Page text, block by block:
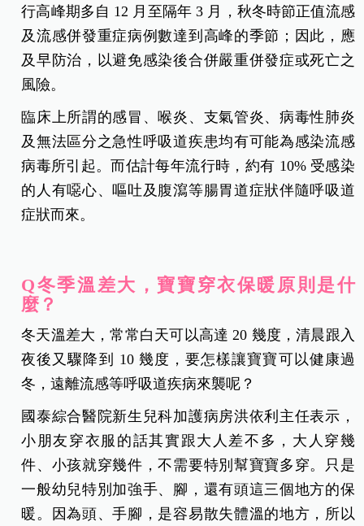
行高峰期多自 12 月至隔年 3 月，秋冬時節正值流感
及流感併發重症病例數達到高峰的季節；因此，應
及早防治，以避免感染後合併嚴重併發症或死亡之
風險。
臨床上所謂的感冒、喉炎、支氣管炎、病毒性肺炎
及無法區分之急性呼吸道疾患均有可能為感染流感
病毒所引起。而估計每年流行時，約有 10% 受感染
的人有噁心、嘔吐及腹瀉等腸胃道症狀伴隨呼吸道
症狀而來。
Q冬季溫差大，寶寶穿衣保暖原則是什
麼？
冬天溫差大，常常白天可以高達 20 幾度，清晨跟入
夜後又驟降到 10 幾度，要怎樣讓寶寶可以健康過
冬，遠離流感等呼吸道疾病來襲呢？
國泰綜合醫院新生兒科加護病房洪依利主任表示，
小朋友穿衣服的話其實跟大人差不多，大人穿幾
件、小孩就穿幾件，不需要特別幫寶寶多穿。只是
一般幼兒特別加強手、腳，還有頭這三個地方的保
暖。因為頭、手腳，是容易散失體溫的地方，所以